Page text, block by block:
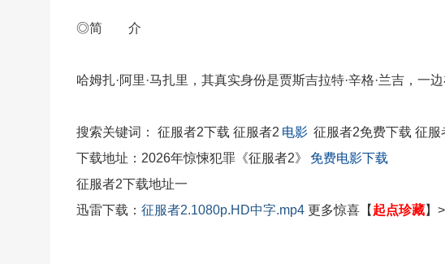
◎简 介
哈姆扎·阿里·马扎里，其真实身份是贾斯吉拉特·辛格·兰吉，一
搜索关键词： 征服者2下载 征服者2 电影 征服者2免费下载 征
下载地址：2026年惊悚犯罪《征服者2》
免费电影下载
征服者2下载地址一
迅雷下载： 征服者2.1080p.HD中字.mp4 更多惊喜【 起点珍藏】